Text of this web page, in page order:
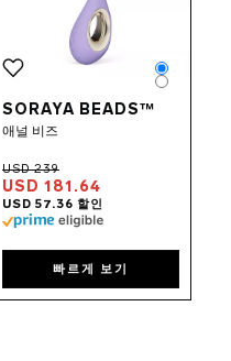
SORAYA BEADS™
애널 비즈
USD 181.64
Color
Color
빠르게 보기